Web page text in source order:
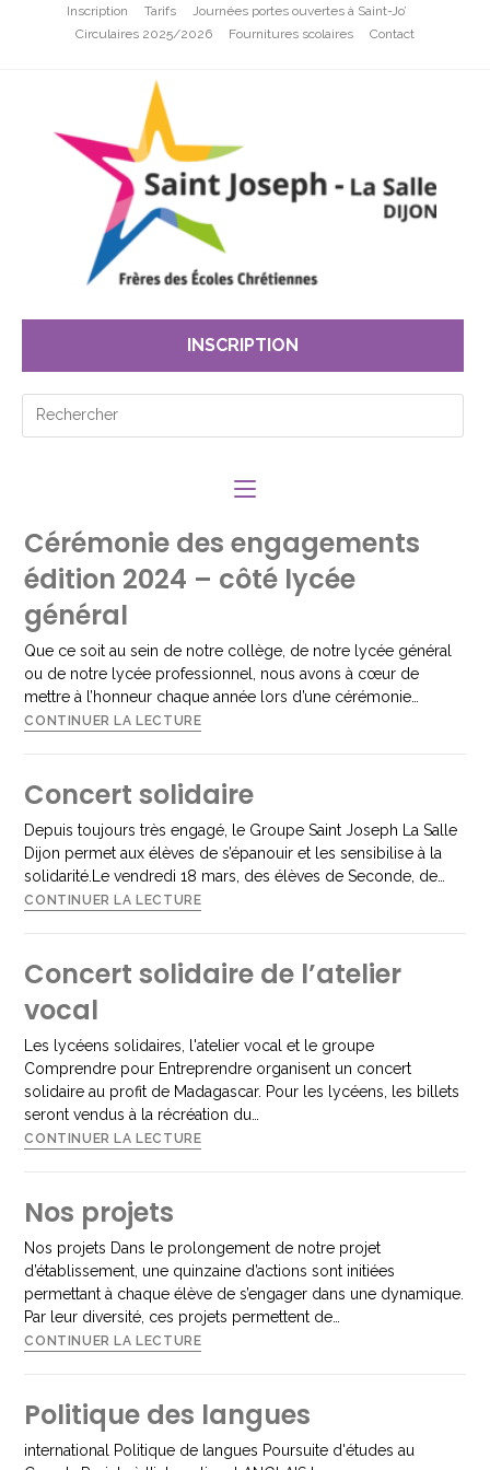
Inscription Tarifs
Journées portes ouvertes à Saint-Jo’
Circulaires 2025/2026
Fournitures scolaires Contact
INSCRIPTION
Cérémonie des engagements
édition 2024 – côté lycée
général
Que ce soit au sein de notre collège, de notre lycée général
ou de notre lycée professionnel, nous avons à cœur de
mettre à l’honneur chaque année lors d’une cérémonie…
CONTINUER LA LECTURE
Concert solidaire
Depuis toujours très engagé, le Groupe Saint Joseph La Salle
Dijon permet aux élèves de s’épanouir et les sensibilise à la
solidarité.Le vendredi 18 mars, des élèves de Seconde, de…
CONTINUER LA LECTURE
Concert solidaire de l’atelier
vocal
Les lycéens solidaires, l'atelier vocal et le groupe
Comprendre pour Entreprendre organisent un concert
solidaire au profit de Madagascar. Pour les lycéens, les billets
seront vendus à la récréation du…
CONTINUER LA LECTURE
Nos projets
Nos projets Dans le prolongement de notre projet
d’établissement, une quinzaine d’actions sont initiées
permettant à chaque élève de s’engager dans une dynamique.
Par leur diversité, ces projets permettent de…
CONTINUER LA LECTURE
Politique des langues
international Politique de langues Poursuite d'études au